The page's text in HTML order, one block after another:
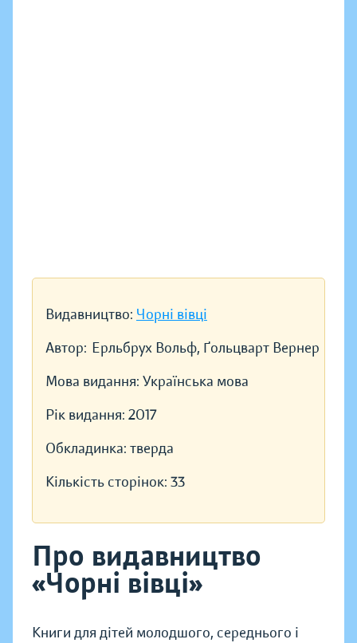
Видавництво: Чорні вівці
Автор: Ерльбрух Вольф, Ґольцварт Вернер
Мова видання: Українська мова
Рік видання: 2017
Обкладинка: тверда
Кількість сторінок: 33
Про видавництво
«Чорні вівці»
Книги для дітей молодшого, середнього і